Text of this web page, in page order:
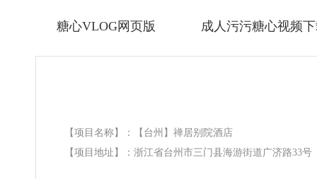
糖心VLOG网页版 成人污污糖心视频
【项目名称】：【台州】禅居别院酒店
【项目地址】：浙江省台州市三门县海游街道广济路33号